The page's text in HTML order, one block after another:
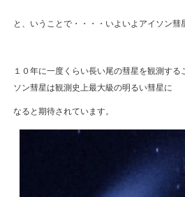
と、いうことで・・・・いよいよアイソン彗
１０年に一度くらい長い尾の彗星を観測す
ソン彗星は観測史上最大級の明るい彗星に
なると期待されています。